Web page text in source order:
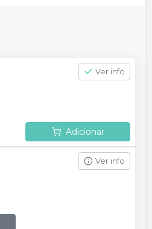
Ver info
Adicionar
Ver info